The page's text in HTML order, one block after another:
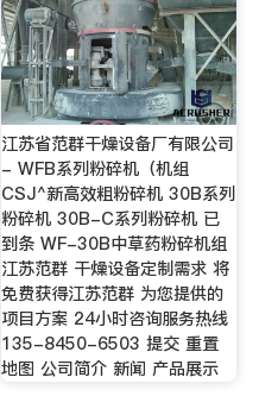
江苏省范群干燥设备厂有限公司
- WFB系列粉碎机（机组
CSJ^新高效粗粉碎机 30B系列
粉碎机 30B-C系列粉碎机 已
到条 WF-30B中草药粉碎机组
江苏范群 干燥设备定制需求 将
免费获得江苏范群 为您提供的
项目方案 24小时咨询服务热线
‭135-8450-6503 提交 重置
地图 公司简介 新闻 产品展示